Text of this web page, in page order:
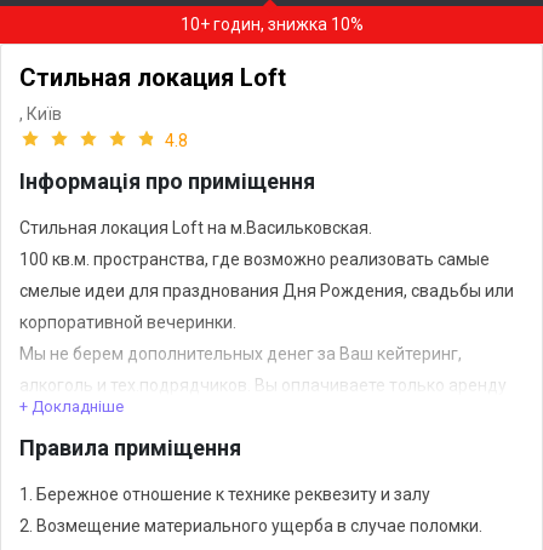
10+ годин, знижка 10%
Стильная локация Loft
, Київ
4.8
Інформація про приміщення
Стильная локация Loft на м.Васильковская.
100 кв.м. пространства, где возможно реализовать самые
смелые идеи для празднования Дня Рождения, свадьбы или
корпоративной вечеринки.
Мы не берем дополнительных денег за Ваш кейтеринг,
алкоголь и тех.подрядчиков. Вы оплачиваете только аренду
локации без скрытых платежей.
Мы работаем круглосуточно и Вы всегда сможете продлить
+ Докладніше
Правила приміщення
1. Бережное отношение к технике реквезиту и залу
2. Возмещение материального ущерба в случае поломки.